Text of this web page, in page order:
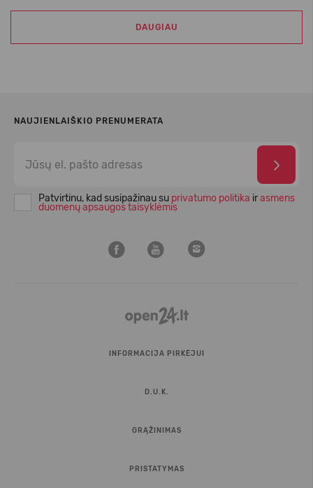
DAUGIAU
NAUJIENLAIŠKIO PRENUMERATA
Patvirtinu, kad susipažinau su privatumo politika irasmens
duomenų apsaugos taisyklėmis
INFORMACIJA PIRKĖJUI
D.U.K.
GRĄŽINIMAS
PRISTATYMAS